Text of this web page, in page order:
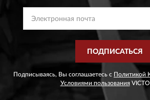
ПОДПИСАТЬСЯ
Подписываясь, Вы соглашаетесь с Политикой
Условиями пользования